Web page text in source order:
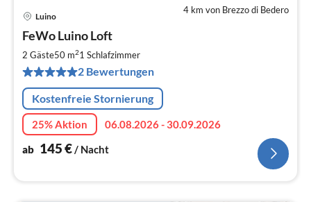
4 km von Brezzo di Bedero
Luino
FeWo Luino Loft
2 Gäste50 m21 Schlafzimmer
2 Bewertungen
Kostenfreie Stornierung
25% Aktion
06.08.2026 - 30.09.2026
ab 145€/ Nacht